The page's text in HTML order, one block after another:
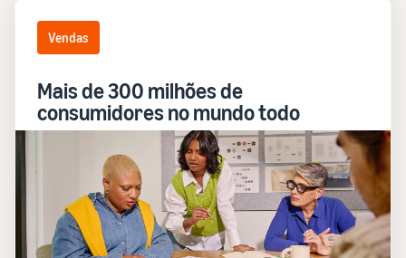
Vendas
Mais de 300 milhões de
consumidores no mundo todo